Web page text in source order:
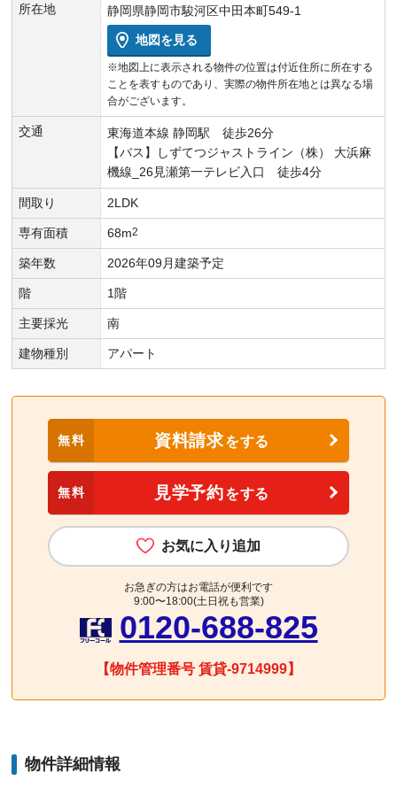
所在地 静岡県静岡市駿河区中田本町549-1
地図を見る
※地図上に表示される物件の位置は付近住所に所在する
ことを表すものであり、実際の物件所在地とは異なる場
合がございます。
交通
東海道本線 静岡駅 徒歩26分
【バス】しずてつジャストライン（株） 大浜麻
機線_26見瀬第一テレビ入口 徒歩4分
間取り 2LDK
専有面積 68m2
築年数 2026年09月建築予定
階 1階
主要採光 南
建物種別 アパート
無料 資料請求をする
無料 見学予約をする
お気に入り追加
お急ぎの方はお電話が便利です
9:00〜18:00(土日祝も営業)
0120-688-825
【物件管理番号 賃貸-9714999】
物件詳細情報